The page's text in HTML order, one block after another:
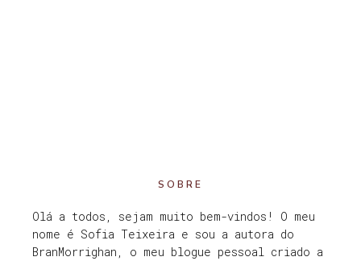
SOBRE
Olá a todos, sejam muito bem-vindos! O meu
nome é Sofia Teixeira e sou a autora do
BranMorrighan, o meu blogue pessoal criado a